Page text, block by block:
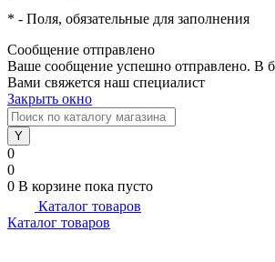
* - Поля, обязательные для заполнения
Сообщение отправлено
Ваше сообщение успешно отправлено. В
Вами свяжется наш специалист
Закрыть окно
0
0
0 В корзине пока пусто
Каталог товаров
Каталог товаров